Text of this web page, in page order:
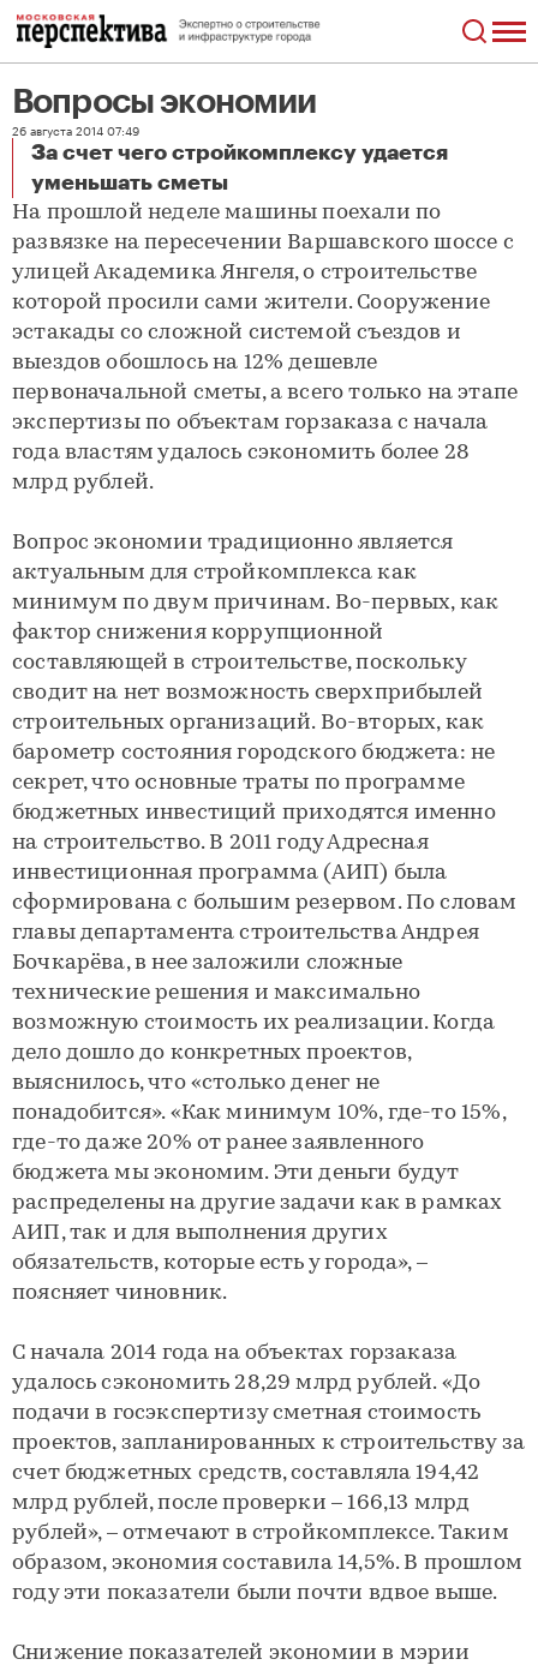
Вопросы экономии
26 августа 2014 07:49
За счет чего стройкомплексу удается
уменьшать сметы
Вопросы экономии
На прошлой неделе машины поехали по
развязке на пересечении Варшавского шоссе с
улицей Академика Янгеля, о строительстве
которой просили сами жители. Сооружение
эстакады со сложной системой съездов и
выездов обошлось на 12% дешевле
первоначальной сметы, а всего только на этапе
экспертизы по объектам горзаказа с начала
года властям удалось сэкономить более 28
млрд рублей.
Вопрос экономии традиционно является
актуальным для стройкомплекса как
минимум по двум причинам. Во-первых, как
фактор снижения коррупционной
составляющей в строительстве, поскольку
сводит на нет возможность сверхприбылей
строительных организаций. Во-вторых, как
барометр состояния городского бюджета: не
секрет, что основные траты по программе
бюджетных инвестиций приходятся именно
на строительство. В 2011 году Адресная
инвестиционная программа (АИП) была
сформирована с большим резервом. По словам
главы департамента строительства Андрея
Бочкарёва, в нее заложили сложные
технические решения и максимально
возможную стоимость их реализации. Когда
дело дошло до конкретных проектов,
выяснилось, что «столько денег не
понадобится». «Как минимум 10%, где-то 15%,
где-то даже 20% от ранее заявленного
бюджета мы экономим. Эти деньги будут
распределены на другие задачи как в рамках
АИП, так и для выполнения других
обязательств, которые есть у города», –
поясняет чиновник.
С начала 2014 года на объектах горзаказа
удалось сэкономить 28,29 млрд рублей. «До
подачи в госэкспертизу сметная стоимость
проектов, запланированных к строительству за
счет бюджетных средств, составляла 194,42
млрд рублей, после проверки – 166,13 млрд
рублей», – отмечают в стройкомплексе. Таким
образом, экономия составила 14,5%. В прошлом
году эти показатели были почти вдвое выше.
Снижение показателей экономии в мэрии